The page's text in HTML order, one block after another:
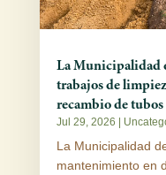
La Municipalidad
trabajos de
recambio de tubos
Jul 29, 2026 |
La Municipalidad
mantenimiento en